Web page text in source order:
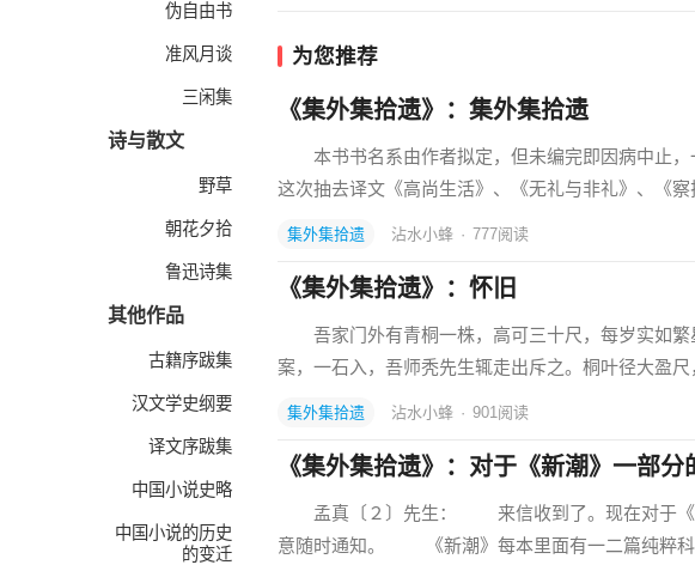
伪自由书
准风月谈
三闲集
诗与散文
野草
朝花夕拾
鲁迅诗集
其他作品
古籍序跋集
汉文学史纲要
译文序跋集
中国小说史略
中国小说的历史
的变迁
为您推荐
《集外集拾遗》：集外集拾遗
本书书名系由作者拟定，但未编完即因病中止，
这次抽去译文《高尚生活》、《无礼与非礼》、《
集外集拾遗 沾水小蜂 · 777阅读
《集外集拾遗》：怀旧
吾家门外有青桐一株，高可三十尺，每岁实如繁
案，一石入，吾师秃先生辄走出斥之。桐叶径大盈
集外集拾遗 沾水小蜂 · 901阅读
《集外集拾遗》：对于《新潮》一部分
孟真〔２〕先生： 来信收到了。现在对于《新
意随时通知。 《新潮》每本里面有一二篇纯粹